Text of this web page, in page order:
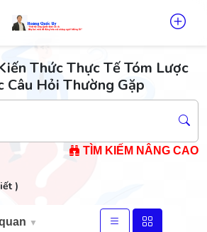
Thức Thực Tế Tóm Lược
Câu Hỏi Thường Gặp
TÌM KIẾM NÂNG CAO
)
▼